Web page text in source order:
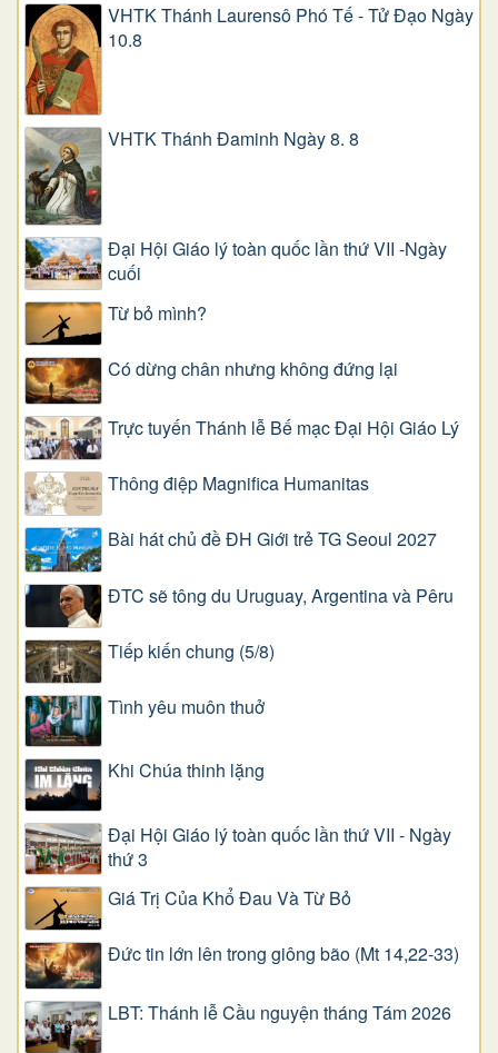
VHTK Thánh Laurensô Phó Tế - Tử Đạo Ngày
10.8
VHTK Thánh Đaminh Ngày 8. 8
Đại Hội Giáo lý toàn quốc lần thứ VII -Ngày
cuối
Từ bỏ mình?
Có dừng chân nhưng không đứng lại
Trực tuyến Thánh lễ Bế mạc Đại Hội Giáo Lý
Thông điệp Magnifica Humanitas
Bài hát chủ đề ĐH Giới trẻ TG Seoul 2027
ĐTC sẽ tông du Uruguay, Argentina và Pêru
Tiếp kiến chung (5/8)
Tình yêu muôn thuở
Khi Chúa thinh lặng
Đại Hội Giáo lý toàn quốc lần thứ VII - Ngày
thứ 3
Giá Trị Của Khổ Ðau Và Từ Bỏ
Đức tin lớn lên trong giông bão (Mt 14,22-33)
LBT: Thánh lễ Cầu nguyện tháng Tám 2026